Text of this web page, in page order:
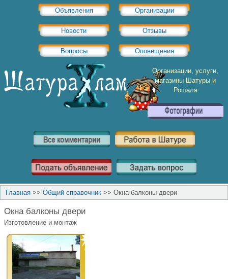
Объявления Организации
Новости Отзывы
Вопросы Оповещения
Организации, услуги,
магазины Шатуры и
Рошаля
Главная >> Общий справочник >> Окна балконы двери
Окна балконы двери
Изготовление и монтаж